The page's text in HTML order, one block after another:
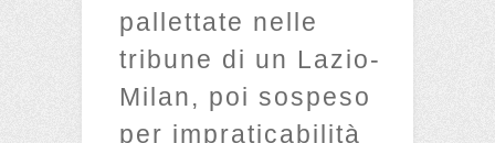
pallettate nelle
tribune di un Lazio-
Milan, poi sospeso
per impraticabilità